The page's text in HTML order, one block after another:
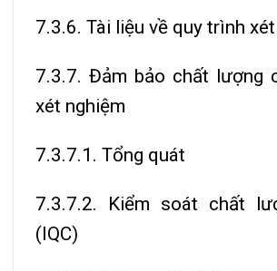
7.3.6. Tài liệu về quy trình
7.3.7. Đảm bảo chất lượng
xét nghiệm
7.3.7.1. Tổng quát
7.3.7.2. Kiểm soát chất
(IQC)